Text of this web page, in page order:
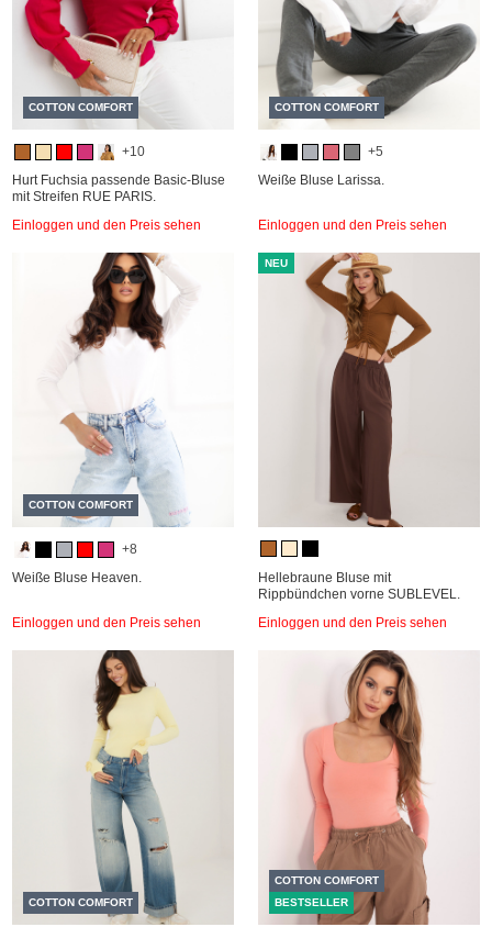
COTTON COMFORT
+10
Hurt Fuchsia passende Basic-Bluse
mit Streifen RUE PARIS.
Einloggen und den Preis sehen
COTTON COMFORT
+5
Weiße Bluse Larissa.
Einloggen und den Preis sehen
COTTON COMFORT
+8
Weiße Bluse Heaven.
Einloggen und den Preis sehen
NEU
Hellebraune Bluse mit
Rippbündchen vorne SUBLEVEL.
Einloggen und den Preis sehen
COTTON COMFORT
COTTON COMFORT
BESTSELLER